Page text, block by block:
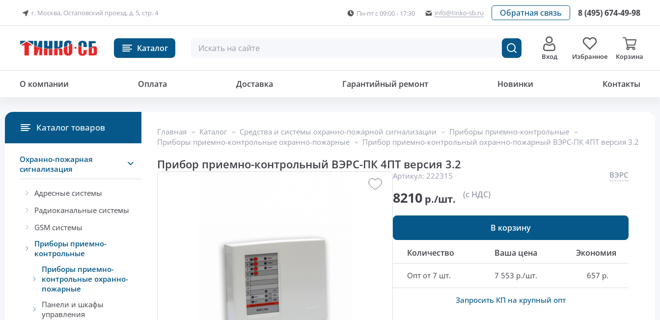
г. Москва, Остаповский проезд, д. 5, стр. 4 Пн-пт с 09:00 - 17:30 info@tinko-sb.ru Обратная связь 8 (495) 674-49-98
Каталог
Вход Избранное Корзина
О компании Оплата Доставка Гарантийный ремонт Новинки Контакты
Главная Каталог Средства и системы охранно-пожарной сигнализации
Приборы приемно-контрольные
Приборы приемно-контрольные охранно-пожарные
Прибор приемно-контрольный охранно-пожарный ВЭРС-ПК 4ПТ версия 3.2
Прибор приемно-контрольный ВЭРС-ПК 4ПТ версия 3.2
Артикул: 222315 ВЭРС
8210 р./шт. (с НДС)
В корзину
Количество Ваша цена Экономия
Опт от 7 шт. 7 553 р./шт. 657 р.
Запросить КП на крупный опт
Каталог товаров
Охранно-пожарная
сигнализация
Адресные системы
Радиоканальные системы
GSM системы
Приборы приемно-
контрольные
Приборы приемно-
контрольные охранно-
пожарные
Панели и шкафы
управления
8 210р./шт.